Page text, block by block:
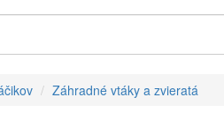
Záhradné vtáky a zvieratá